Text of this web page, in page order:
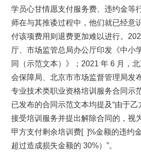
学员心甘情愿支付服务费、违约金等
师在与其推诿过程中，他们就已经意
付该项费用则退费更加难以进行。
厅、市场监管总局办公厅印发《中小
同（示范文本）》；2021 年 6 月，
会保障局、北京市市场监督管理局发
专业技术类职业资格培训服务合同
已发布的合同示范文本均提及“由于
接受培训服务并提出解除合同的，视
甲方支付剩余培训费[  ]%金额的违约
超过造成损失金额的 30%）”。